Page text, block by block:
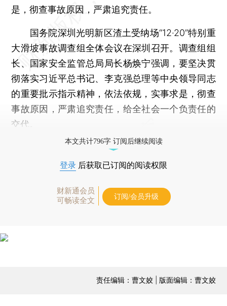
是，彻查事故原因，严肃追究责任。
国务院深圳光明新区渣土受纳场“12·20”特别重
大滑坡事故调查组全体会议在深圳召开。调查组组
长、国家安全监管总局局长杨焕宁强调，要坚决贯
彻落实习近平总书记、李克强总理等中央领导同志
的重要批示指示精神，依法依规，实事求是，彻查
事故原因，严肃追究责任，给全社会一个负责任的
交代。
本文共计796字 订阅后继续阅读
登录 后获取已订阅的阅读权限
财新通会员
可畅读全文
订阅/会员升级
责任编辑：曹文姣 | 版面编辑：曹文姣